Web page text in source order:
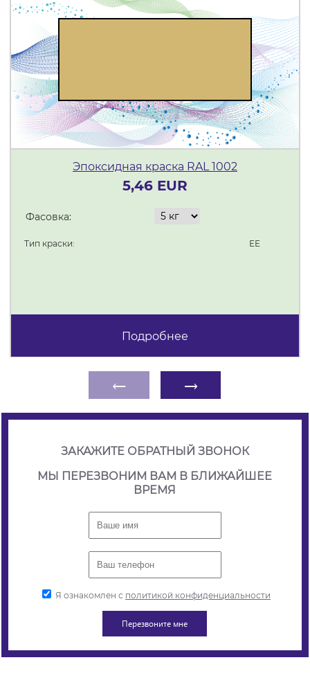
Эпоксидная краска RAL 1002
5,46 EUR
Фасовка:
Тип краски: ЕЕ
Подробнее
← →
ЗАКАЖИТЕ ОБРАТНЫЙ ЗВОНОК
МЫ ПЕРЕЗВОНИМ ВАМ В БЛИЖАЙШЕЕ
ВРЕМЯ
Я ознакомлен с политикой конфиденциальности